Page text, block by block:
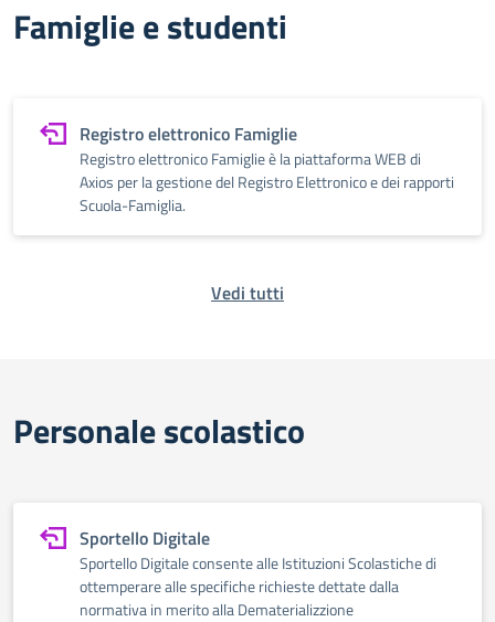
Famiglie e studenti
Registro elettronico Famiglie
Registro elettronico Famiglie è la piattaforma WEB di
Axios per la gestione del Registro Elettronico e dei rapporti
Scuola-Famiglia.
Vedi tutti
Personale scolastico
Sportello Digitale
Sportello Digitale consente alle Istituzioni Scolastiche di
ottemperare alle specifiche richieste dettate dalla
normativa in merito alla Dematerializzione